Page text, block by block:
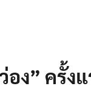
ง” ครั้งแ